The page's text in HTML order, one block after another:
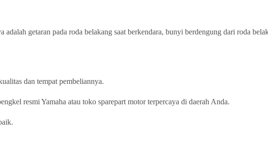
getaran pada roda belakang saat berkendara, bunyi berdengung dari roda
dan tempat pembeliannya.
resmi Yamaha atau toko sparepart motor terpercaya di daerah Anda.